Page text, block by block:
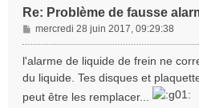
Re: Problème de fausse
M
e
s
g
mercredi 28 juin 2017, 09:29:38
l'alarme de liquide de frein ne
du liquide. Tes disques et
peut être les remplacer...